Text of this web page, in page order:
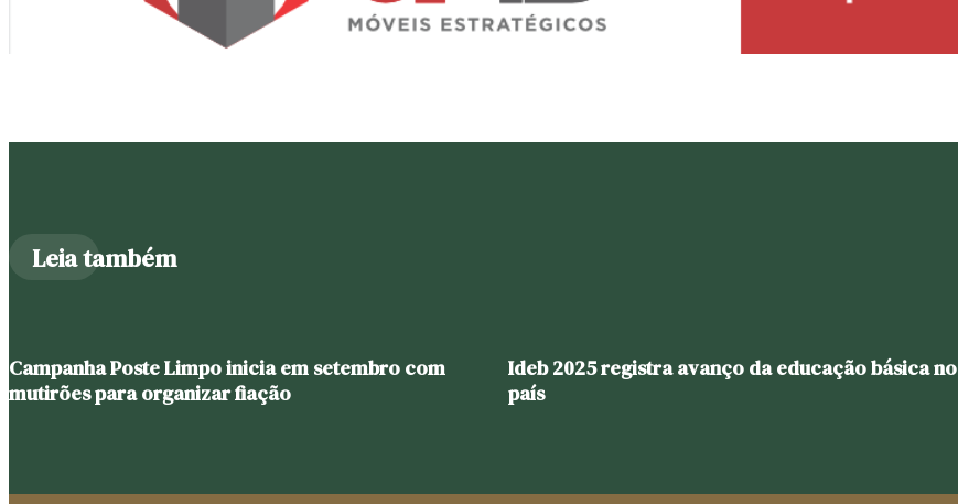
Leia também
Campanha Poste Limpo inicia em setembro com
mutirões para organizar fiação
Ideb 2025 registra avanço da educação básica no
país